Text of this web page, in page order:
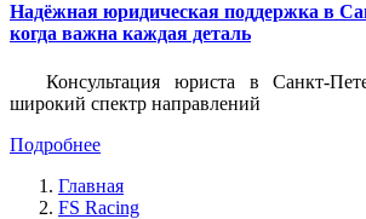
Надёжная юридическая поддержка в
когда важна каждая деталь
Консультация юриста в Санкт-
широкий спектр направлений
Подробнее
Главная
FS Racing